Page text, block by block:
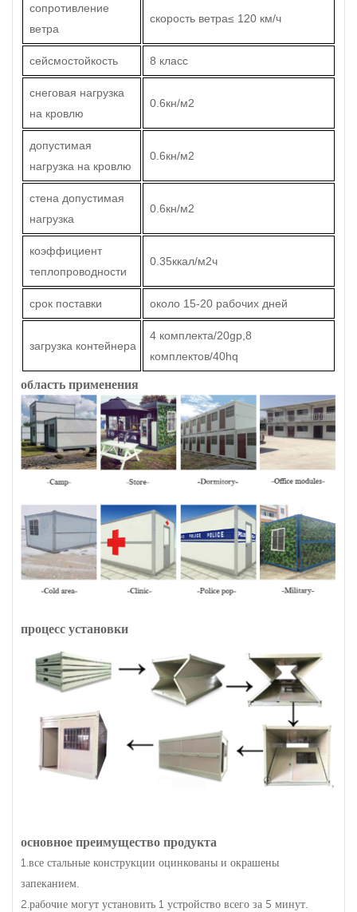
сопротивление
ветра
скорость ветра≤ 120 км/ч
сейсмостойкость 8 класс
снеговая нагрузка
на кровлю
0.6кн/м2
допустимая
нагрузка на кровлю
0.6кн/м2
стена допустимая
нагрузка
0.6кн/м2
коэффициент
теплопроводности
0.35ккал/м2ч
срок поставки около 15-20 рабочих дней
загрузка контейнера
4 комплекта/20gp,8
комплектов/40hq
область применения
процесс установки
основное преимущество продукта
1.все стальные конструкции оцинкованы и окрашены
запеканием.
2.рабочие могут установить 1 устройство всего за 5 минут.